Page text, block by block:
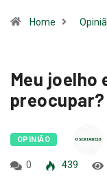
Home
Meu joelho
preocupar?
OPINIÃO
0 439